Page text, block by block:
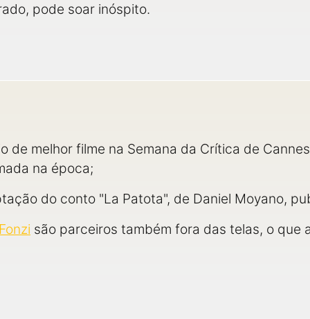
pode soar inóspito.
de melhor filme na Semana da Crítica de
na época;
do conto "La Patota", de Daniel Moyano,
são parceiros também fora das telas, o que